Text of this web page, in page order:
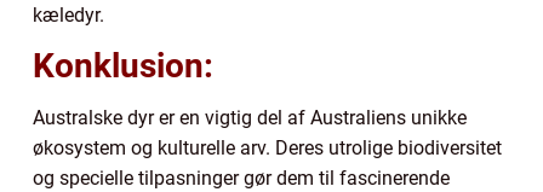
kæledyr.
Konklusion:
Australske dyr er en vigtig del af Australiens unikke
økosystem og kulturelle arv. Deres utrolige biodiversitet
og specielle tilpasninger gør dem til fascinerende